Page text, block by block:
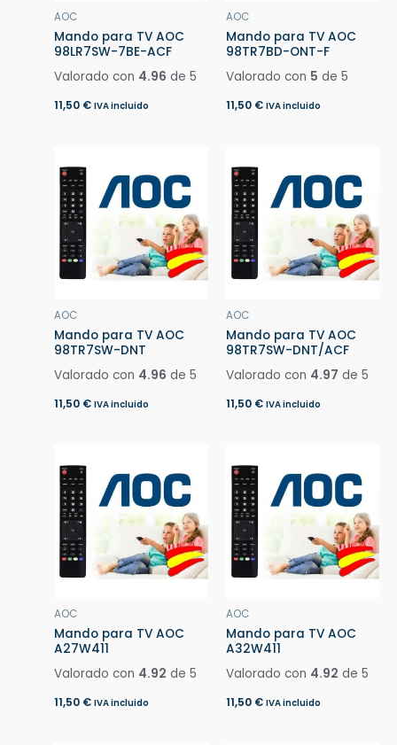
AOC
Mando para TV AOC
98LR7SW-7BE-ACF
Valorado con 4.96 de 5
11,50 € IVA incluido
AOC
Mando para TV AOC
98TR7BD-ONT-F
Valorado con 5 de 5
11,50 € IVA incluido
AOC
Mando para TV AOC
98TR7SW-DNT
Valorado con 4.96 de 5
11,50 € IVA incluido
AOC
Mando para TV AOC
98TR7SW-DNT/ACF
Valorado con 4.97 de 5
11,50 € IVA incluido
AOC
Mando para TV AOC
A27W411
Valorado con 4.92 de 5
11,50 € IVA incluido
AOC
Mando para TV AOC
A32W411
Valorado con 4.92 de 5
11,50 € IVA incluido